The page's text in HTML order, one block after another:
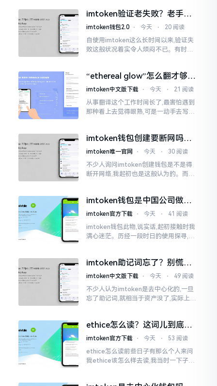
挺美观
imtoken验证老失败？老手教
你几招搞定
imtoken钱包2.0 ⋅ 今天 ⋅ 20 阅读
自使用imtoken这么长时间以来,验证失
败这般状况着实令人烦闷不已。有时急
至极点。
“ethereal glow”怎么翻才够味
儿？翻译圈老油条的私房话
imtoken中文版下载 ⋅ 今天 ⋅ 21 阅读
从事翻译这个工作时间长了,最害怕遇到
那种看上去觉得眼熟,可是一动手去写就
imtoken钱包创建要断网吗？
老玩家说说真实情况
imtoken唯一官网 ⋅ 今天 ⋅ 30 阅读
不少人询问imtoken创建钱包是不是得
断开网络,我起初也是这般认为的。而后
人攻击
imtoken钱包是中国公司做的
吗？一文说清楚
imtoken官方下载 ⋅ 今天 ⋅ 41 阅读
imtoken钱包此物,说实话,起初接触时我
满心迷茫。历经一段时日的使用探寻,我
李鹏
imtoken助记词忘了？别慌，
这招能救你
imtoken中文版下载 ⋅ 今天 ⋅ 49 阅读
不少人认为imtoken是去中心化的,一旦
忘了助记词,就相当于资产没了,实际上这
于网络连接状态
ethice怎么读？这词儿到底念
啥，别搞错了
imtoken官方下载 ⋅ 今天 ⋅ 53 阅读
ethice怎么读前些日子有那么个人来问
我ethice该怎么样去读,我当时一下子就